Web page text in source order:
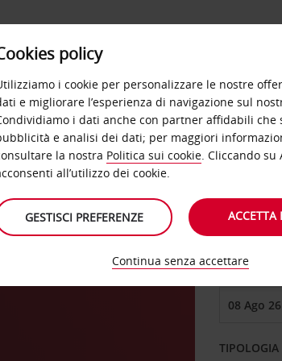
OFFERTE
Scegli
DAL GIORNO
policy
i cookie per personalizzare le nostre
e migliorare l’esperienza di navigazione sul
i dati anche con partner affidabili che
e analisi dei dati; per maggiori
la nostra Politica sui cookie. Cliccando su
all’utilizzo dei cookie.
GESTISCI PREFERENZE ACCETTA
Continua senza accettare